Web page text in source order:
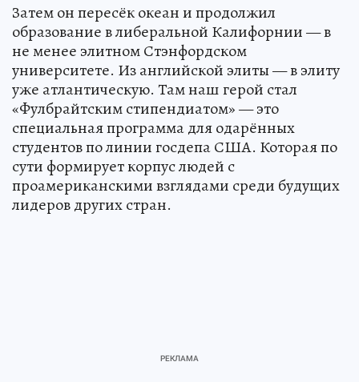
Затем он пересёк океан и продолжил
образование в либеральной Калифорнии — в
не менее элитном Стэнфордском
университете. Из английской элиты — в элиту
уже атлантическую. Там наш герой стал
«Фулбрайтским стипендиатом» — это
специальная программа для одарённых
студентов по линии госдепа США. Которая по
сути формирует корпус людей с
проамериканскими взглядами среди будущих
лидеров других стран.